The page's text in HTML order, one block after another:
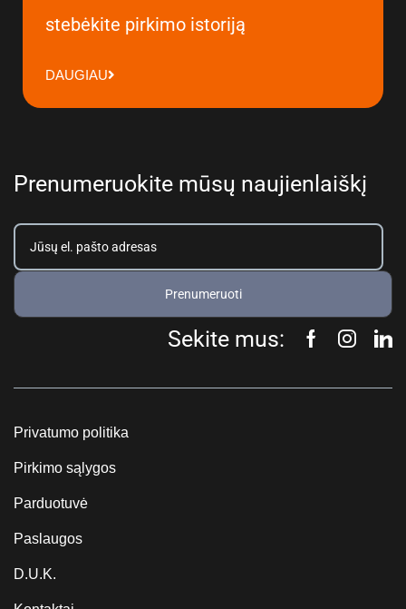
stebėkite pirkimo istoriją
DAUGIAU
Prenumeruokite mūsų naujienlaiškį
Prenumeruoti
Sekite mus:
Privatumo politika
Pirkimo sąlygos
Parduotuvė
Paslaugos
D.U.K.